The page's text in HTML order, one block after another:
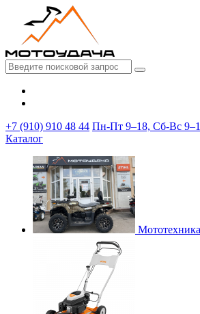
+7 (910) 910 48 44 Пн-Пт 9–18, Сб-Вс
Каталог
Мототехника